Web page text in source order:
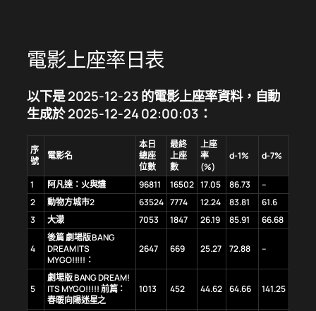
電影上座率日表
以下是 2025-12-23 的電影上座率資料，自動
生成於 2025-12-24 02:00:03：
序
號
電影名
本日
總座
位數
最終
上座
數
上座
率
(%)
d-1% d-7%
1 阿凡達：火與燼 96811 16502 17.05 86.73
–
2
動物方城市2 63524 7774 12.24 83.81
61.6
3
大濛 7053 1847 26.19 85.91 66.68
4
後篇 劇場版 BANG
DREAM ITS
MYGO!!!!!：
2647 669 25.27 72.88 –
5
劇場版 BANG DREAM!
ITS MYGO!!!!! 前篇：
春暖向陽迷星之
1013 452 44.62 64.66 141.25